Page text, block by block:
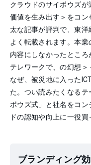
クラウドのサイボウズ
価値を生み出す＞をコ
太な記事が評判で、東
よく転載されます。本
内容にしなかったとこ
テレワークで、の幻想
なぜ、被災地に入った
た。つい読みたくなる
ボウズ式」と社名をコ
ドの認知や向上に一役買
ブランディング